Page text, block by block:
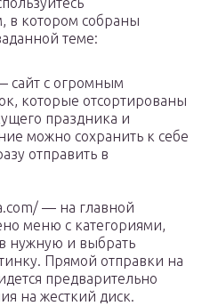
в котором собраны
теме:
сайт с огромным
которые отсортированы
праздника и
можно сохранить к себе
отправить в
— на главной
меню с категориями,
нужную и выбрать
Прямой отправки на
предварительно
на жесткий диск.